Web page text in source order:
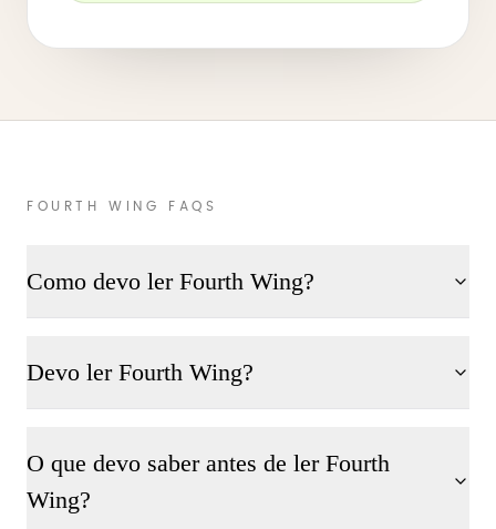
FOURTH WING FAQS
Como devo ler Fourth Wing?
Devo ler Fourth Wing?
O que devo saber antes de ler Fourth
Wing?